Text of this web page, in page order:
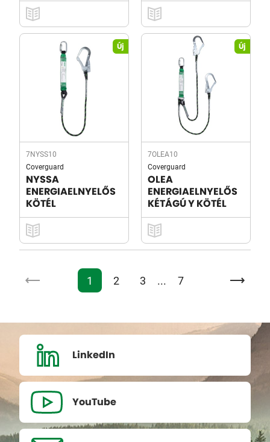
Új
7NYSS10
Coverguard
NYSSA
ENERGIAELNYELŐS
KÖTÉL
Új
7OLEA10
Coverguard
OLEA
ENERGIAELNYELŐS
KÉTÁGÚ Y KÖTÉL
1 2 3 ... 7
LinkedIn
YouTube